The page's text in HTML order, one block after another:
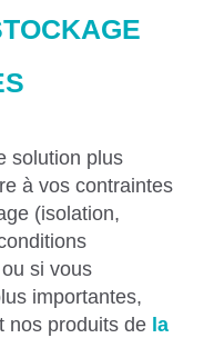
solution plus
à vos contraintes
(isolation,
si vous
importantes,
nos produits de la